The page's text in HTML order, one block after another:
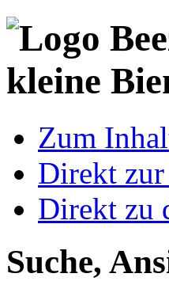
Zum
Direkt
Direkt zu
Suche,